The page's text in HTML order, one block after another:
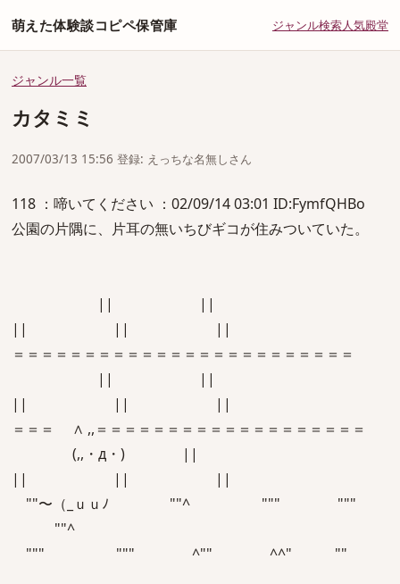
萌えた体験談コピペ保管庫 ジャンル検索人気殿堂
ジャンル一覧
カタミミ
2007/03/13 15:56 登録: えっちな名無しさん
118 ：啼いてください ：02/09/14 03:01 ID:FymfQHBo
公園の片隅に、片耳の無いちびギコが住みついていた。
|| ||
|| || ||
＝＝＝＝＝＝＝＝＝＝＝＝＝＝＝＝＝＝＝＝＝＝＝＝
|| ||
|| || ||
＝＝＝ ∧ ,,＝＝＝＝＝＝＝＝＝＝＝＝＝＝＝＝＝＝＝
(,,・д・) ||
|| || ||
""〜（_ｕｕﾉ ""^ """ """
""^
""" """ ^"" ^^" ""